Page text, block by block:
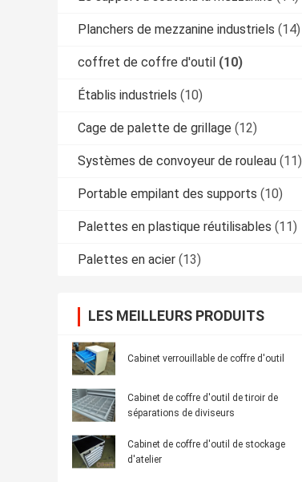
Planchers de mezzanine industriels (14)
coffret de coffre d'outil (10)
Établis industriels (10)
Cage de palette de grillage (12)
Systèmes de convoyeur de rouleau (11)
Portable empilant des supports (10)
Palettes en plastique réutilisables (11)
Palettes en acier (13)
LES MEILLEURS PRODUITS
Cabinet verrouillable de coffre d'outil
Cabinet de coffre d'outil de tiroir de
séparations de diviseurs
Cabinet de coffre d'outil de stockage
d'atelier